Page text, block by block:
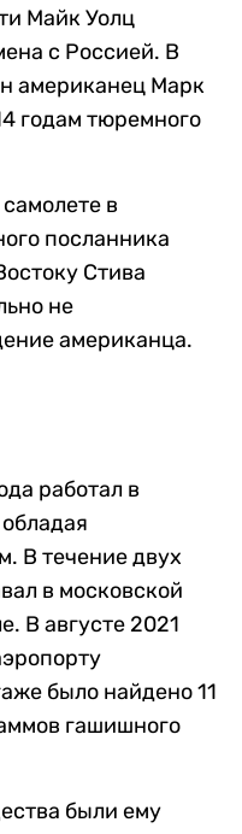
Майк Уолц
с Россией. В
американец Марк
годам тюремного
в
посланника
Стива
не
американца.
работал в
В течение двух
в московской
В августе 2021
было найдено 11
гашишного
были ему